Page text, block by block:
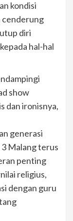
kondisi
cenderung
diri
hal-hal
show
dan ironisnya,
generasi
Malang terus
penting
religius,
dengan guru